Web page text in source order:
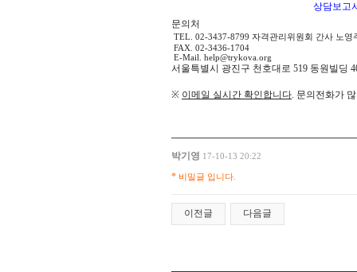
상담보고
문의처
TEL. 02-3437-8799 자격관리위원회 간사 노영
FAX. 02-3436-1704
E-Mail. help@trykova.org
서울특별시 광진구 천호대로 519 동원빌딩
※ 이메일 실시간 확인합니다. 문의전화가
박기영 17-10-13 20:22
* 비밀글 입니다.
이전글 다음글